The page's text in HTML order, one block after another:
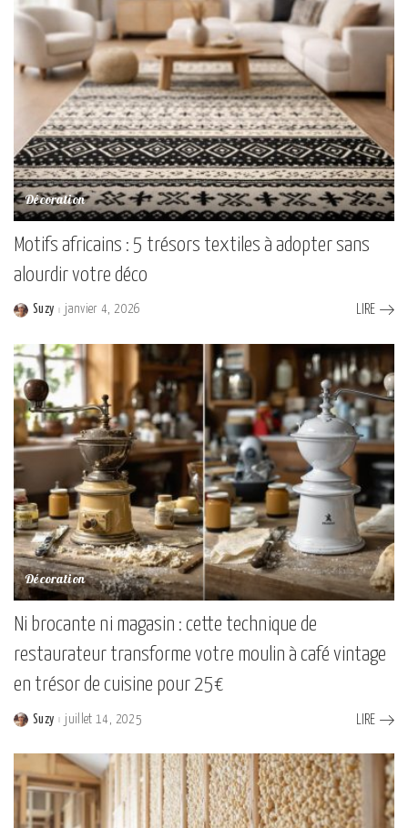
Décoration
Motifs africains : 5 trésors textiles à adopter sans
alourdir votre déco
Posted
Suzy janvier 4, 2026 LIRE
Décoration
Ni brocante ni magasin : cette technique de
restaurateur transforme votre moulin à café vintage
en trésor de cuisine pour 25€
Posted
Suzy juillet 14, 2025 LIRE